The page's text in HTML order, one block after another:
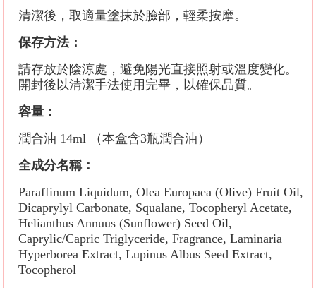
清潔後，取適量塗抹於臉部，輕柔按摩。
保存方法：
請存放於陰涼處，避免陽光直接照射或溫度變化。
開封後以清潔手法使用完畢，以確保品質。
容量：
潤合油 14ml （本盒含3瓶潤合油）
全成分名稱：
Paraffinum Liquidum, Olea Europaea (Olive) Fruit Oil,
Dicaprylyl Carbonate, Squalane, Tocopheryl Acetate,
Helianthus Annuus (Sunflower) Seed Oil,
Caprylic/Capric Triglyceride, Fragrance, Laminaria
Hyperborea Extract, Lupinus Albus Seed Extract,
Tocopherol